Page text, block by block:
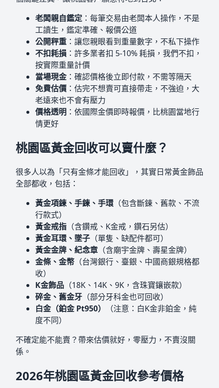
老闆親自鑑定 ：每筆交易由老闆本人操作，不是
工讀生，鑑定準確、報價公道
公開秤重 ：讓您親眼看到重量數字，不私下操作
不扣耗損 ：許多業者扣 5-10% 耗損，我們不扣，
按實際重量計價
當場現金 ：確認價格後立即付款，不需等隔天
免費估價 ：估完不想賣可直接帶走，不強迫，大
老遠來也不會有壓力
價格透明 ：依國際金價即時報價，比桃園當地行
情更好
桃園區黃金回收可以賣什麼？
很多人以為「只有金條才能回收」，其實日常黃金飾品
全部都收，包括：
黃金項鍊、手鍊、手環 （包含斷鍊、舊款、不流
行款式）
黃金戒指 （含鑽戒、K金戒，鑽石另估）
黃金耳環、墜子 （單隻、缺配件都可）
黃金金牌、紀念章 （含廟宇金牌、壽星金牌）
金條、金幣 （台灣銀行、臺銀、中國商銀規格都
收）
K金飾品 （18K、14K、9K，含珠寶鑲嵌款）
碎金、舊金牙 （部分牙科金也可回收）
白金（鉑金 Pt950）
（注意：白K金非鉑金，純
度不同）
不確定能不能賣？帶來估價就好，零壓力，不賣沒關
係。
2026年桃園區黃金回收參考價格